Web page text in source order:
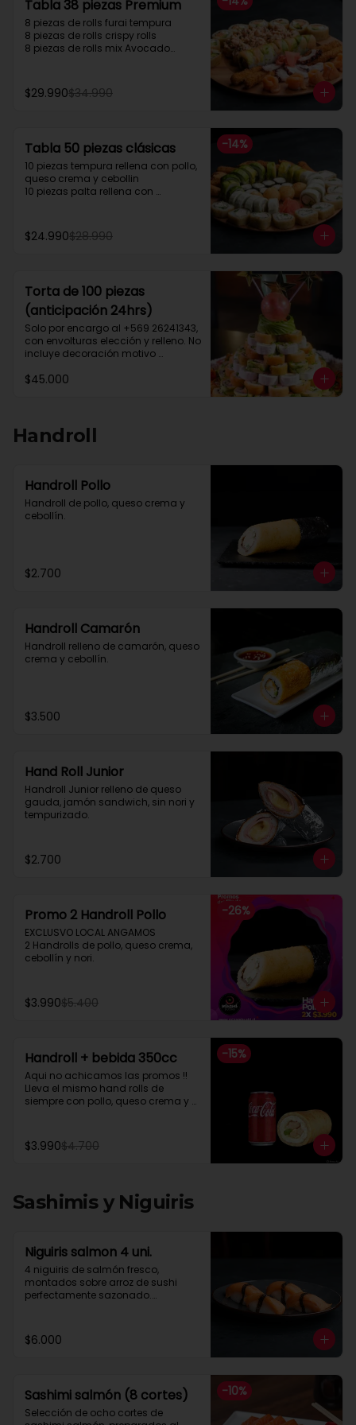
el envío de forma gratuita.”
Tabla 38 piezas Premium
8 piezas de rolls furai tempura
8 piezas de rolls crispy rolls
8 piezas de rolls mix Avocado
4 camarón apanados
$29.990$34.990
-14%
Tabla 50 piezas clásicas
10 piezas tempura rellena con pollo,
queso crema y cebollin
10 piezas palta rellena con
palta y cebollin
4 gyosas pollo y cerdo
$24.990$28.990
Torta de 100 piezas
(anticipación 24hrs)
Solo por encargo al +569 26241343,
con envolturas elección y relleno. No
incluye decoración motivo
un dia a otro.
envoltura
Salmon,camaron y pulpo se
26241343
$45.000
Handroll
Handroll Pollo
Handroll de pollo, queso crema y
cebollín.
$2.700
Handroll Camarón
Handroll relleno de camarón, queso
crema y cebollín.
$3.500
Hand Roll Junior
Handroll Junior relleno de queso
gauda, jamón sandwich, sin nori y
tempurizado.
$2.700
-26%
Promo 2 Handroll Pollo
EXCLUSVO LOCAL ANGAMOS
2 Handrolls de pollo, queso crema,
cebollín y nori.
$3.990$5.400
-15%
Handroll + bebida 350cc
Aqui no achicamos las promos !!
Lleva el mismo hand rolls de
siempre con pollo, queso crema y
$3.990$4.700
Sashimis y Niguiris
Niguiris salmon 4 uni.
4 niguiris de salmón fresco,
montados sobre arroz de sushi
perfectamente sazonado.
para quienes disfrutan la esencia
del sushi sin distracciones.
$6.000
-10%
Sashimi salmón (8 cortes)
Selección de ocho cortes de